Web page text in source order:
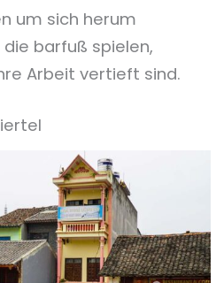
um sich herum
barfuß spielen,
Arbeit vertieft sind.